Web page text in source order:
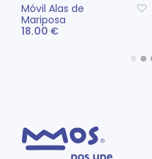
Móvil Alas de
Mariposa
18.00 €